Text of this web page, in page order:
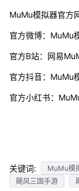
MuMu模拟器官方
官方微博：MuMu
官方B站：网易
官方抖音：MuMu
官方小红书：
关键词: MuMu模
飓风三国手游